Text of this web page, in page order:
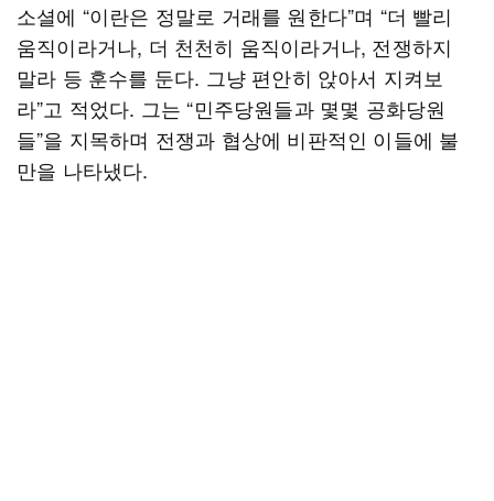
소셜에 “이란은 정말로 거래를 원한다”며 “더 빨리
움직이라거나, 더 천천히 움직이라거나, 전쟁하지
말라 등 훈수를 둔다. 그냥 편안히 앉아서 지켜보
라”고 적었다. 그는 “민주당원들과 몇몇 공화당원
들”을 지목하며 전쟁과 협상에 비판적인 이들에 불
만을 나타냈다.